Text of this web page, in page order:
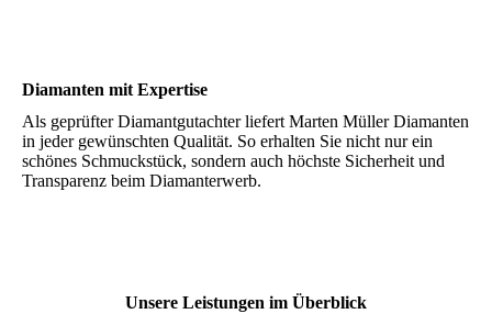
Diamanten mit Expertise
Als geprüfter Diamantgutachter liefert Marten Müller Diamanten
in jeder gewünschten Qualität. So erhalten Sie nicht nur ein
schönes Schmuckstück, sondern auch höchste Sicherheit und
Transparenz beim Diamanterwerb.
Unsere Leistungen im Überblick